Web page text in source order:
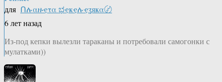
для Ոሉαዙҿτα ಭҿҝҿሉҿʓяҝα〄
6 лет назад
Из-под кепки вылезли тараканы и потребовали самогонки с
мулатками))